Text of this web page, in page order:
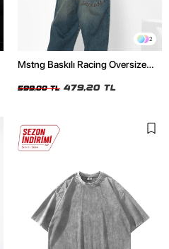
2
Mstng Baskılı Racing Oversize
599,00 TL 479,20 TL